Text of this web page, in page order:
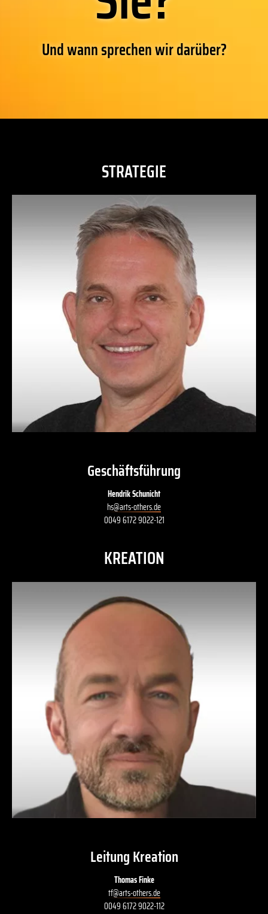
Und wann sprechen wir darüber?
STRATEGIE
Geschäftsführung
Hendrik Schunicht
hs@arts-others.de
0049 6172 9022-121
KREATION
Leitung Kreation
Thomas Finke
tf@arts-others.de
0049 6172 9022-112